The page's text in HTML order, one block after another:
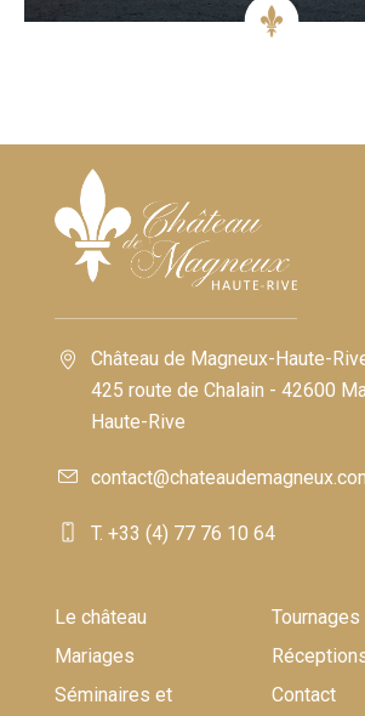
Château de Magneux-Haute-
425 route de Chalain - 42600
Haute-Rive
T. +33 (4) 77 76 10 64
Le château
Mariages
Séminaires et
Contact